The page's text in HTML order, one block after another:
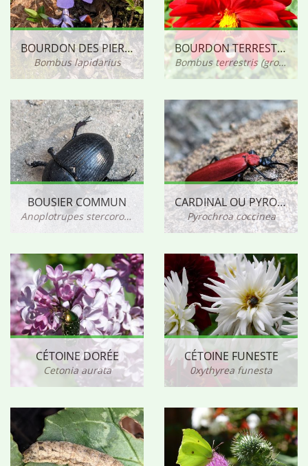
BOURDON DES PIERRES
Bombus lapidarius
BOURDON TERRESTRE (GROUPE)
Bombus terrestris (groupe)
BOUSIER COMMUN
Anoplotrupes stercorosus
CARDINAL OU PYROCHORE ÉCARLATE
Pyrochroa coccinea
CÉTOINE DORÉE
Cetonia aurata
CÉTOINE FUNESTE
0xythyrea funesta